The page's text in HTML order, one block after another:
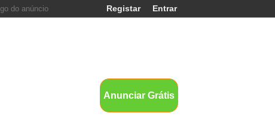
Entrar
Registar
Anunciar Grátis